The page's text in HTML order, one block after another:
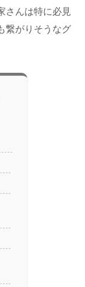
さんは特に必見
繋がりそうなグ